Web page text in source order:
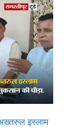
इस्लाम